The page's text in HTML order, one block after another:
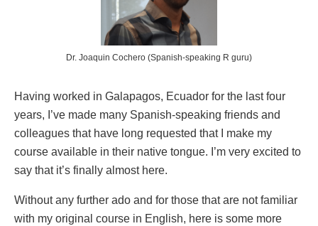
Dr. Joaquin Cochero (Spanish-speaking R guru)
Having worked in Galapagos, Ecuador for the last four
years, I’ve made many Spanish-speaking friends and
colleagues that have long requested that I make my
course available in their native tongue. I’m very excited to
say that it’s finally almost here.
Without any further ado and for those that are not familiar
with my original course in English, here is some more